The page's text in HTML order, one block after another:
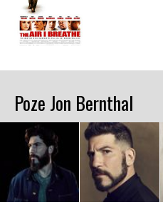
Poze Jon Bernthal